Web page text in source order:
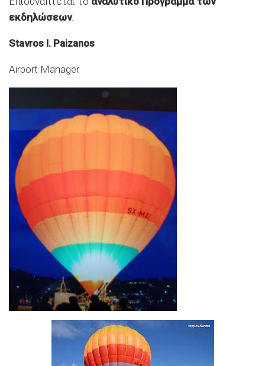
εκδηλώσεων.
Stavros I. Paizanos
Airport Manager